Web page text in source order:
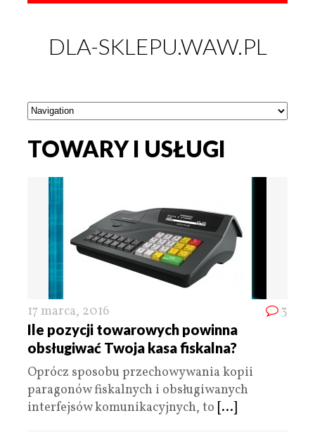
DLA-SKLEPU.WAW.PL
TOWARY I USŁUGI
17 marca, 2016 3
Ile pozycji towarowych powinna
obsługiwać Twoja kasa fiskalna?
Oprócz sposobu przechowywania kopii
paragonów fiskalnych i obsługiwanych
interfejsów komunikacyjnych, to [...]